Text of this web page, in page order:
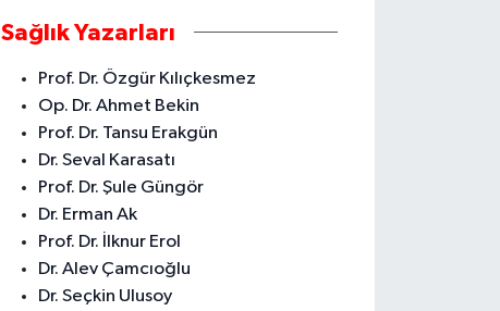
Sağlık Yazarları
Prof. Dr. Özgür Kılıçkesmez
Op. Dr. Ahmet Bekin
Prof. Dr. Tansu Erakgün
Dr. Seval Karasatı
Prof. Dr. Şule Güngör
Dr. Erman Ak
Prof. Dr. İlknur Erol
Dr. Alev Çamcıoğlu
Dr. Seçkin Ulusoy